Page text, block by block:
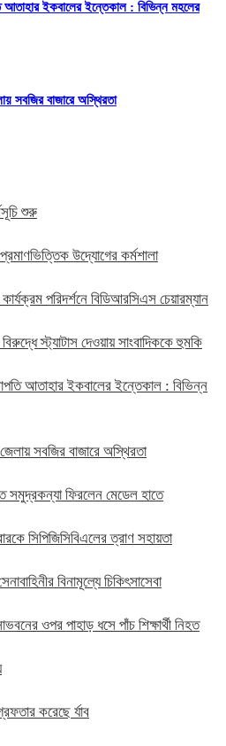
আতাহার ইকবালের ইন্তেকাল : বিভিন্ন মহলের
সবজির বাজারে অস্থিরতা
শুরু
উদ্যোগের কর্মশালা
কার্যক্রম পরিদর্শনে বিডিআরসিএস চেয়ারম্যান
স্ট্যাটাস দেওয়ায় সাংবাদিককে হুমকি
আতাহার ইকবালের ইন্তেকাল : বিভিন্ন
জেলায় সবজির বাজারে অস্থিরতা
সমুদ্রকন্যা ফিরলেন মেডেল হাতে
সিপিজিসিবিএলের ত্রাণ সহায়তা
বিনামূল্যে চিকিৎসাসেবা
ওপর পাহাড় ধসে পাঁচ শিক্ষার্থী নিহত
করেছে র্যাব